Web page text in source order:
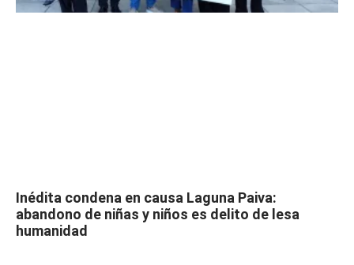
Inédita condena en causa Laguna Paiva:
abandono de niñas y niños es delito de lesa
humanidad